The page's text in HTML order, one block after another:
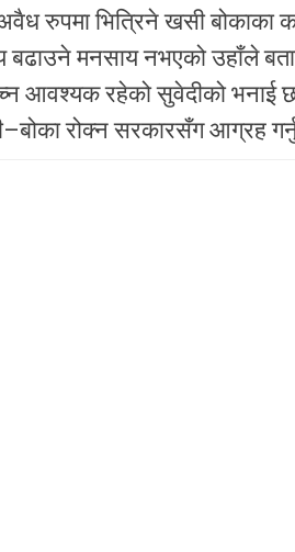
रुपमा भित्रिने खसी बोकाका
बढाउने मनसाय नभएको उहाँले
आवश्यक रहेको सुवेदीको भनाई छ
रोक्न सरकारसँग आग्रह